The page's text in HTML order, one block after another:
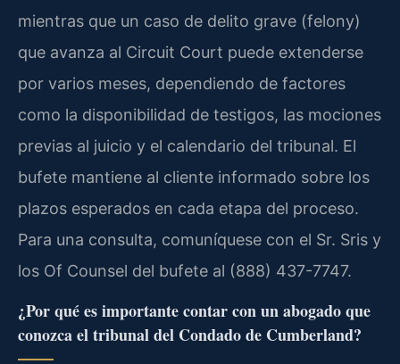
mientras que un caso de delito grave (felony)
que avanza al Circuit Court puede extenderse
por varios meses, dependiendo de factores
como la disponibilidad de testigos, las mociones
previas al juicio y el calendario del tribunal. El
bufete mantiene al cliente informado sobre los
plazos esperados en cada etapa del proceso.
Para una consulta, comuníquese con el Sr. Sris y
los Of Counsel del bufete al (888) 437-7747.
¿Por qué es importante contar con un abogado que
conozca el tribunal del Condado de Cumberland?